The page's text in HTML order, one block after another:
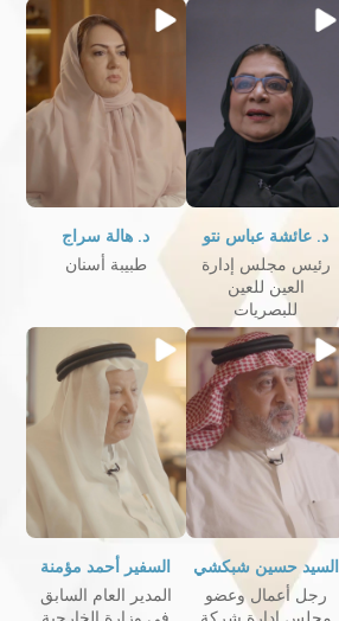
د. عائشة عباس نتو
رئيس مجلس إدارة
العين للعين
للبصريات
د. هالة سراج
طبيبة أسنان
السيد حسين شبكشي
رجل أعمال وعضو
السفير أحمد مؤمنة
المدير العام السابق